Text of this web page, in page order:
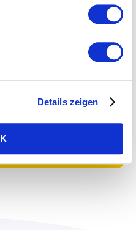
Details zeigen
Gespräch vor.